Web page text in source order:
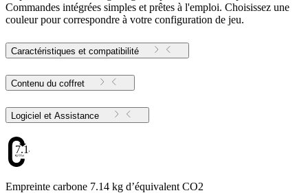
Commandes intégrées simples et prêtes à l'emploi. Choisissez une
couleur pour correspondre à votre configuration de jeu.
Caractéristiques et compatibilité
Contenu du coffret
Logiciel et Assistance
7.14
Empreinte carbone 7.14 kg d’équivalent CO2